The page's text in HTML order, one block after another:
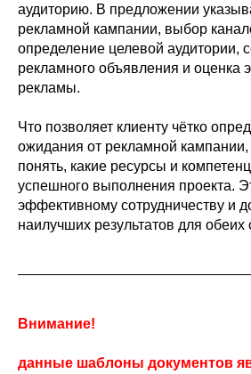
аудиторию. В предложении
рекламной кампании, выбор
определение целевой аудитории,
рекламного объявления и оценка
рекламы.
Что позволяет клиенту чётко
ожидания от рекламной
понять, какие ресурсы и
успешного выполнения проекта.
эффективному сотрудничеству и
наилучших результатов для обеих
Внимание!
данные шаблоны документов